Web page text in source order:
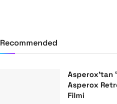
Recommended
Asperox’tan
Asperox
Filmi